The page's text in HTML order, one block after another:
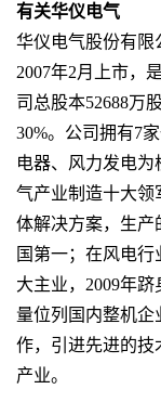
有关华仪电气
华仪电气股份有限
2007年2月上市，
司总股本52688万
30%。公司拥有7
电器、风力发电
气产业制造十大领
体解决方案，生产
国第一；在风电
大主业，2009年
量位列国内整机企
作，引进先进的技
产业。